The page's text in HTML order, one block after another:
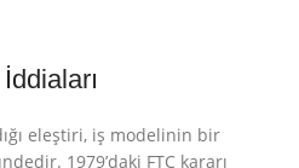
eleştiri, iş modelinin bir
1979’daki FTC kararı